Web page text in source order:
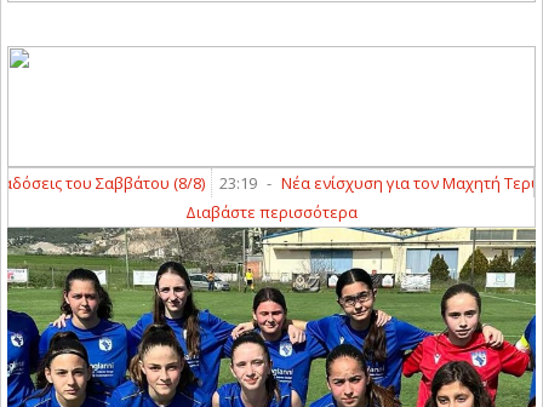
του Σαββάτου (8/8) 23:19 - Νέα ενίσχυση για τον Μαχητή
Διαβάστε περισσότερα